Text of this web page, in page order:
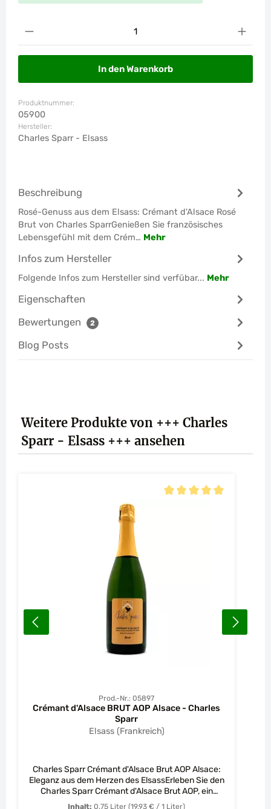
Produkt Anzahl: Gib den gewünschten Wert
In den Warenkorb
Produktnummer:
05900
Hersteller:
Charles Sparr - Elsass
Beschreibung
Rosé-Genuss aus dem Elsass: Crémant d'Alsace Rosé
Brut von Charles SparrGenießen Sie französisches
Lebensgefühl mit dem Crém… Mehr
Infos zum Hersteller
Folgende Infos zum Hersteller sind verfübar... Mehr
Eigenschaften
Bewertungen
2
Blog Posts
Produktgalerie überspringen
Weitere Produkte von +++ Charles
Sparr - Elsass +++ ansehen
Prod.-Nr.: 05897
Crémant d'Alsace BRUT AOP Alsace - Charles
Sparr
Elsass (Frankreich)
Charles Sparr Crémant d'Alsace Brut AOP Alsace:
Eleganz aus dem Herzen des ElsassErleben Sie den
Charles Sparr Crémant d'Alsace Brut AOP, ein
Meisterwerk der Elsässer Weinbautradition, das mit
Inhalt: 0.75 Liter (19,93 € / 1 Liter)